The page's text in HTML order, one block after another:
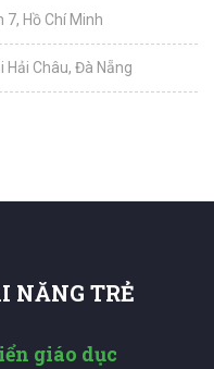
Hồ Chí Minh
Châu, Đà Nẵng
NĂNG TRẺ
giáo dục